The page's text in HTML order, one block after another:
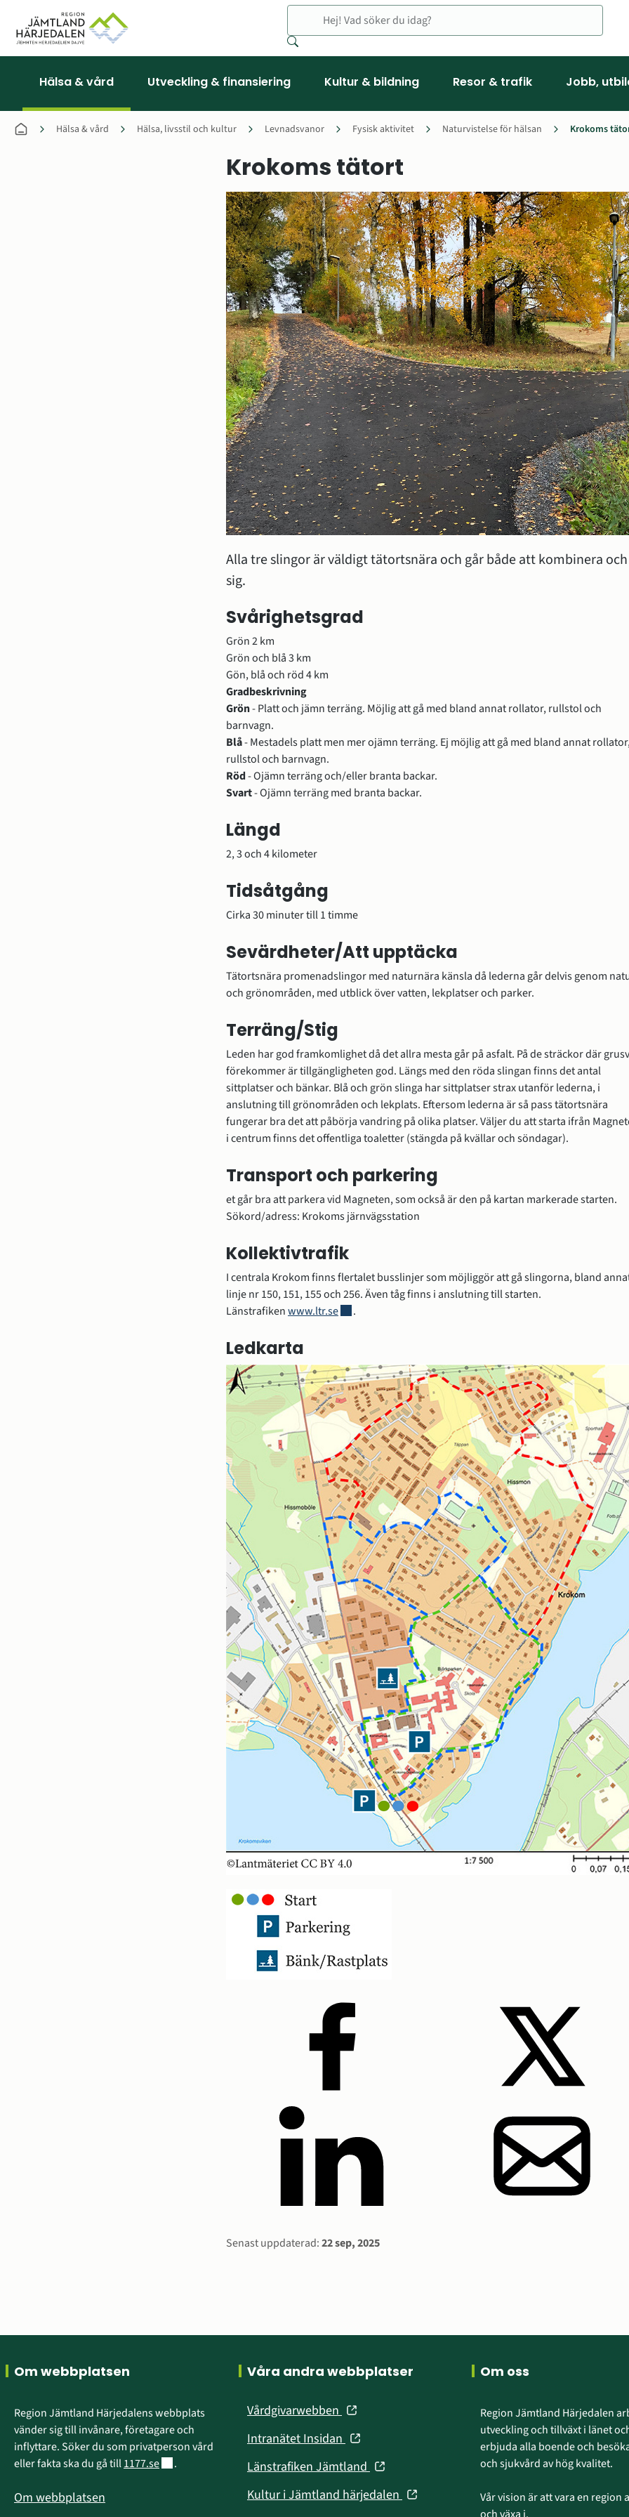
Hälsa & vård Utveckling & finansiering Kultur & bildning Resor & trafik Jobb,
Hälsa & vård Hälsa, livsstil och kultur Levnadsvanor Fysisk aktivitet Naturvistelse för hälsan Krokoms
Krokoms tätort
Alla tre slingor är väldigt tätortsnära och går både att kombinera
sig.
Svårighetsgrad
Grön 2 km
Grön och blå 3 km
Gön, blå och röd 4 km
Gradbeskrivning
Grön - Platt och jämn terräng. Möjlig att gå med bland annat rollator, rullstol och
barnvagn.
Blå - Mestadels platt men mer ojämn terräng. Ej möjlig att gå med bland annat
rullstol och barnvagn.
Röd - Ojämn terräng och/eller branta backar.
Svart - Ojämn terräng med branta backar.
Längd
2, 3 och 4 kilometer
Tidsåtgång
Cirka 30 minuter till 1 timme
Sevärdheter/Att upptäcka
Tätortsnära promenadslingor med naturnära känsla då lederna går delvis genom
och grönområden, med utblick över vatten, lekplatser och parker.
Terräng/Stig
Leden har god framkomlighet då det allra mesta går på asfalt. På de sträckor där
förekommer är tillgängligheten god. Längs med den röda slingan finns det antal
sittplatser och bänkar. Blå och grön slinga har sittplatser strax utanför lederna, i
anslutning till grönområden och lekplats. Eftersom lederna är så pass tätortsnära
fungerar bra det att påbörja vandring på olika platser. Väljer du att starta ifrån
i centrum finns det offentliga toaletter (stängda på kvällar och söndagar).
Transport och parkering
et går bra att parkera vid Magneten, som också är den på kartan markerade starten.
Sökord/adress: Krokoms järnvägsstation
Kollektivtrafik
I centrala Krokom finns flertalet busslinjer som möjliggör att gå slingorna, bland
linje nr 150, 151, 155 och 256. Även tåg finns i anslutning till starten.
Länstrafiken www.ltr.seLänk till annan webbplats, öppnas i nytt fönster.
.
Ledkarta
Sidinformation
Senast uppdaterad:22 sep, 2025
Sidfot
Om webbplatsen
Region Jämtland Härjedalens webbplats
vänder sig till invånare, företagare och
inflyttare. Söker du som privatperson vård
eller fakta ska du gå till 1177.seLänk till annan webbplats.
.
Om webbplatsen
Våra andra webbplatser
Vårdgivarwebben (öppnas
nytt
fönster)
Intranätet Insidan (öppnas
nytt
fönster)
Länstrafiken Jämtland (öppnas
nytt
Kultur i Jämtland härjedalen (öppnas
Om oss
Region Jämtland Härjedalen
utveckling och tillväxt i länet
erbjuda alla boende och
och sjukvård av hög kvalitet.
Vår vision är att vara en region